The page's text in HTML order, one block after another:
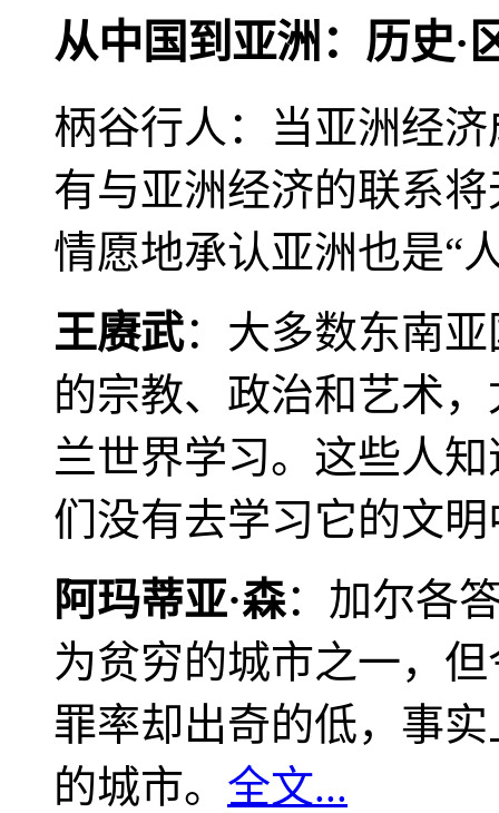
从中国到亚洲：历史·
柄谷行人：当亚洲经
有与亚洲经济的联系
情愿地承认亚洲也是“
王赓武：大多数东南
的宗教、政治和艺术
兰世界学习。这些人
们没有去学习它的文
阿玛蒂亚·森：加尔各
为贫穷的城市之一，
罪率却出奇的低，事
的城市。 全文...